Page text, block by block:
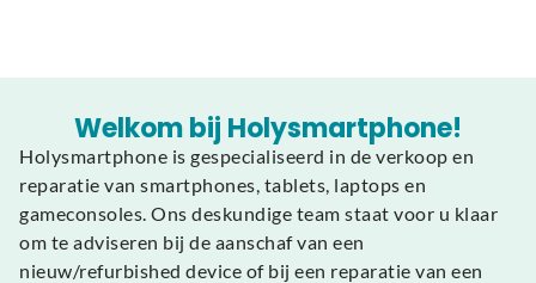
Welkom bij Holysmartphone!
Holysmartphone is gespecialiseerd in de verkoop en
reparatie van smartphones, tablets, laptops en
gameconsoles. Ons deskundige team staat voor u klaar
om te adviseren bij de aanschaf van een
nieuw/refurbished device of bij een reparatie van een